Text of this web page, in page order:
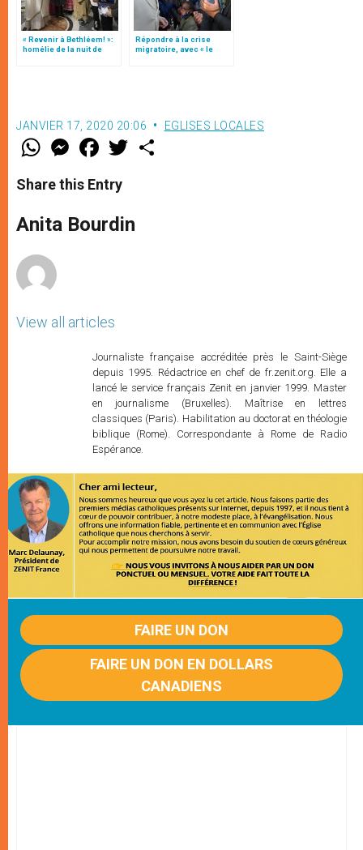
« Revenir à Bethléem! »:
homélie de la nuit de
Noël (texte complet)
Répondre à la crise
migratoire, avec « le
JANVIER 17, 2020 20:06 EGLISES LOCALES
W
t
s
p
p
M
e
s
e
g
e
F
a
e
b
o
k
w
r
Share this Entry
Anita Bourdin
View all articles
Journaliste française accréditée près le Saint-Siège
depuis 1995. Rédactrice en chef de fr.zenit.org. Elle a
lancé le service français Zenit en janvier 1999. Master
en journalisme (Bruxelles). Maîtrise en lettres
classiques (Paris). Habilitation au doctorat en théologie
biblique (Rome). Correspondante à Rome de Radio
Espérance.
FAIRE UN DON
FAIRE UN DON EN DOLLARS
CANADIENS